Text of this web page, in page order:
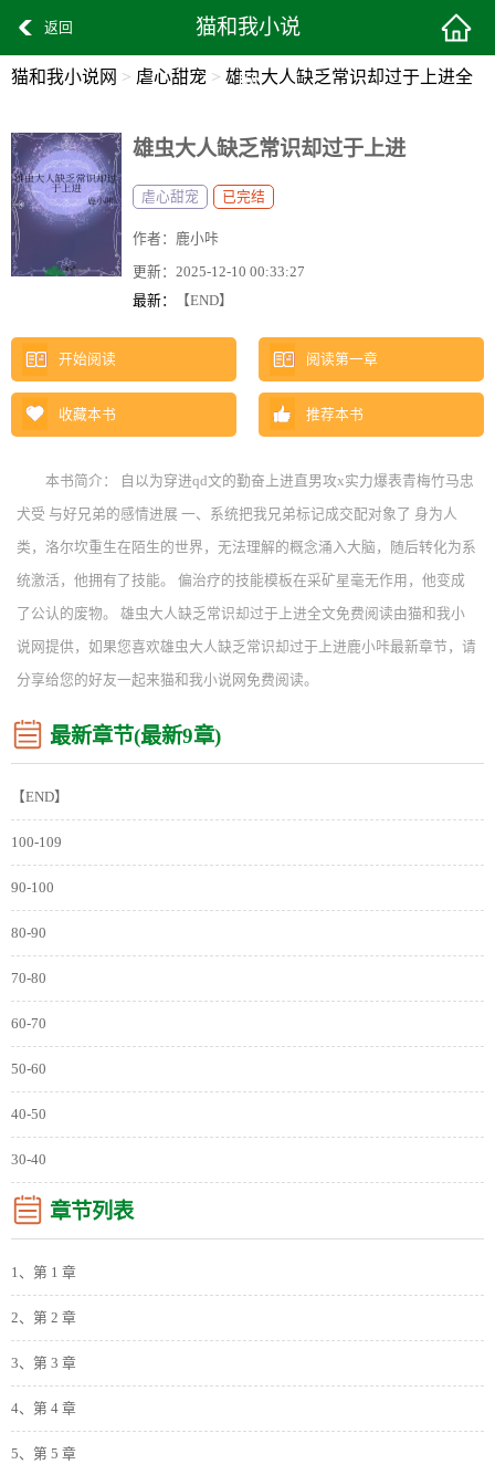
返回 猫和我小说
网
猫和我小说网 > 虐心甜宠 > 雄虫大人缺乏常识却过于上进全
雄虫大人缺乏常识却过于上进
虐心甜宠 已完结
作者： 鹿小咔
更新： 2025-12-10 00:33:27
最新：
【END】
开始阅读 阅读第一章
收藏本书 推荐本书
本书简介： 自以为穿进qd文的勤奋上进直男攻x实力爆表青梅竹马忠
犬受 与好兄弟的感情进展 一、系统把我兄弟标记成交配对象了 身为人
类，洛尔坎重生在陌生的世界，无法理解的概念涌入大脑，随后转化为系
统激活，他拥有了技能。 偏治疗的技能模板在采矿星毫无作用，他变成
了公认的废物。 雄虫大人缺乏常识却过于上进全文免费阅读由猫和我小
说网提供，如果您喜欢雄虫大人缺乏常识却过于上进鹿小咔最新章节，请
分享给您的好友一起来猫和我小说网免费阅读。
最新章节(最新9章)
【END】
100-109
90-100
80-90
70-80
60-70
50-60
40-50
30-40
章节列表
1、第 1 章
2、第 2 章
3、第 3 章
4、第 4 章
5、第 5 章